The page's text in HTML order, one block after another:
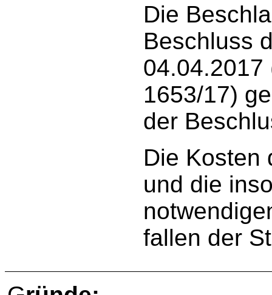
Die
Beschluss
04.04.2017
1653/17)
der
Die Kosten
und die
fallen der